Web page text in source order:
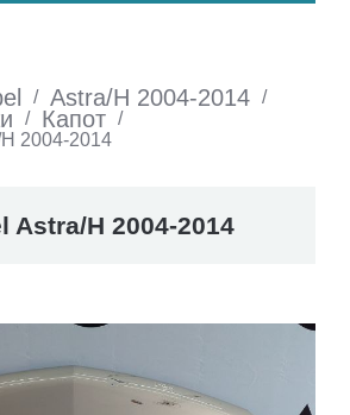
/ Astra/H 2004-2014 /
/ Капот /
2004-2014
Astra/H 2004-2014